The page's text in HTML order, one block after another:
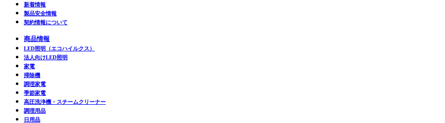
新着情報
製品安全情報
契約情報について
商品情報
LED照明（エコハイルクス）
法人向けLED照明
家電
掃除機
調理家電
季節家電
高圧洗浄機・スチームクリーナー
調理用品
日用品